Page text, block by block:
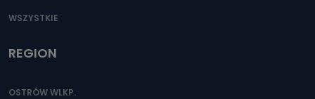
WSZYSTKIE
REGION
OSTRÓW WLKP.